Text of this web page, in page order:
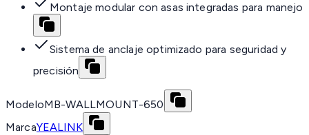
Montaje modular con asas integradas para manejo
Sistema de anclaje optimizado para seguridad y
precisión
ModeloMB-WALLMOUNT-650
MarcaYEALINK